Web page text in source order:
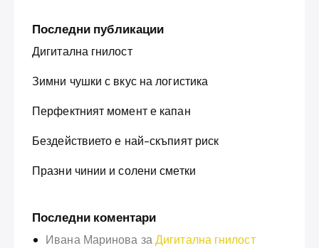
Последни публикации
Дигитална гнилост
Зимни чушки с вкус на логистика
Перфектният момент е капан
Бездействието е най-скъпият риск
Празни чинии и солени сметки
Последни коментари
Ивана Маринова за Дигитална гнилост